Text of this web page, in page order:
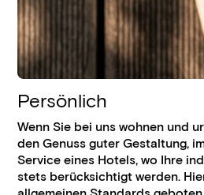
Persönlich
Wenn Sie bei uns wohnen und
den Genuss guter Gestaltung,
Service eines Hotels, wo Ihre
stets berücksichtigt werden.